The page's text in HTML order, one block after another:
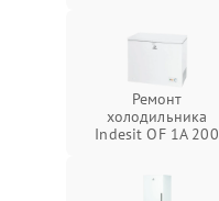
Ремонт
холодильника
Indesit OF 1A 200